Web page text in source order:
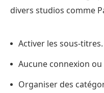
divers studios comme
Activer les sous-titres.
Aucune connexion
Organiser des